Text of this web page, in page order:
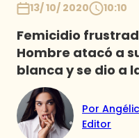
13/ 10/ 2020 10:10
Femicidio
Hombre atacó a
blanca y se dio a
Por
Editor